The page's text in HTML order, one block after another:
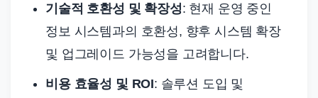
기술적 호환성 및 확장성: 현재 운영 중인
정보 시스템과의 호환성, 향후 시스템 확장
및 업그레이드 가능성을 고려합니다.
비용 효율성 및 ROI: 솔루션 도입 및